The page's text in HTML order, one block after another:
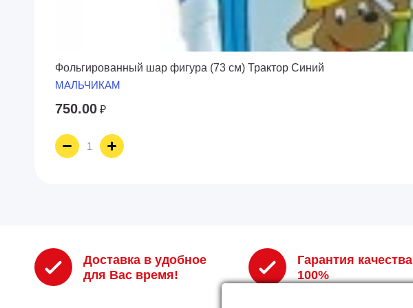
Фольгированный шар фигура (73 см) Трактор Синий
МАЛЬЧИКАМ
750.00 ₽
Доставка в удобное
для Вас время!
Гарантия качества
100%